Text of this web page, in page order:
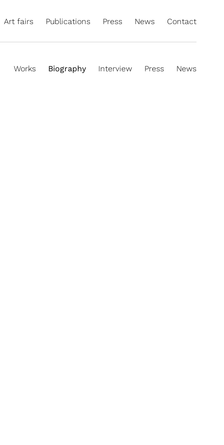
Art fairs Publications Press News Contact
Works Biography Interview Press News